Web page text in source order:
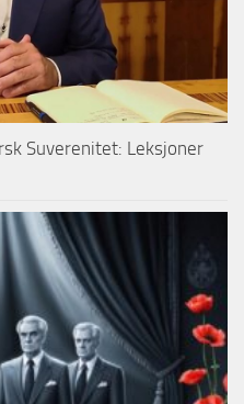
Suverenitet: Leksjoner